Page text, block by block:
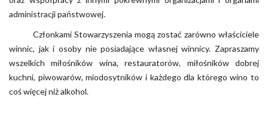
administracji państwowej.
Członkami Stowarzyszenia mogą zostać zarówno właściciele
winnic, jak i osoby nie posiadające własnej winnicy. Zapraszamy
wszelkich miłośników wina, restauratorów, miłośników dobrej
kuchni, piwowarów, miodosytników i każdego dla którego wino to
coś więcej niż alkohol.